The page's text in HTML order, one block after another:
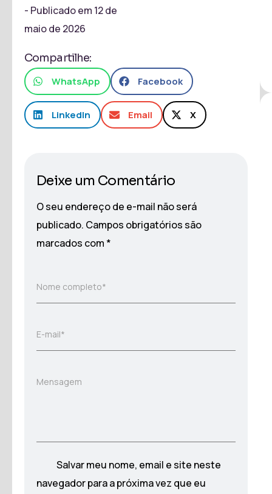
- Publicado em 12 de
maio de 2026
Compartilhe:
WhatsApp Facebook
LinkedIn Email X
Deixe um Comentário
O seu endereço de e-mail não será
publicado. Campos obrigatórios são
marcados com *
Nome completo*
E-mail*
Mensagem
Salvar meu nome, email e site neste
navegador para a próxima vez que eu